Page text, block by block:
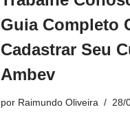
Guia Completo
Cadastrar Seu
Ambev
por Raimundo Oliveira 28/